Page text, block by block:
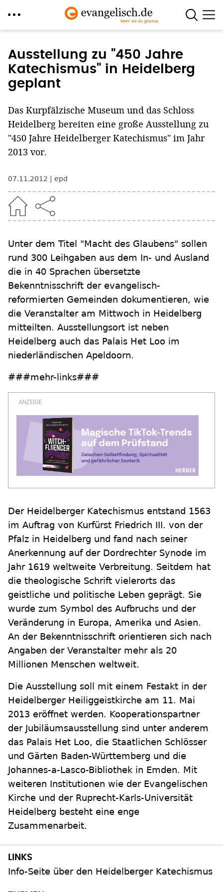
zum
Inhalt
Ausstellung zu "450 Jahre
Katechismus" in Heidelberg
geplant
Das Kurpfälzische Museum und das Schloss
Heidelberg bereiten eine große Ausstellung zu
"450 Jahre Heidelberger Katechismus" im Jahr
2013 vor.
07.11.2012 epd
Unter dem Titel "Macht des Glaubens" sollen
rund 300 Leihgaben aus dem In- und Ausland
die in 40 Sprachen übersetzte
Bekenntnisschrift der evangelisch-
reformierten Gemeinden dokumentieren, wie
die Veranstalter am Mittwoch in Heidelberg
mitteilten. Ausstellungsort ist neben
Heidelberg auch das Palais Het Loo im
niederländischen Apeldoorn.
###mehr-links###
Der Heidelberger Katechismus entstand 1563
im Auftrag von Kurfürst Friedrich III. von der
Pfalz in Heidelberg und fand nach seiner
Anerkennung auf der Dordrechter Synode im
Jahr 1619 weltweite Verbreitung. Seitdem hat
die theologische Schrift vielerorts das
geistliche und politische Leben geprägt. Sie
wurde zum Symbol des Aufbruchs und der
Veränderung in Europa, Amerika und Asien.
An der Bekenntnisschrift orientieren sich nach
Angaben der Veranstalter mehr als 20
Millionen Menschen weltweit.
Die Ausstellung soll mit einem Festakt in der
Heidelberger Heiliggeistkirche am 11. Mai
2013 eröffnet werden. Kooperationspartner
der Jubiläumsausstellung sind unter anderem
das Palais Het Loo, die Staatlichen Schlösser
und Gärten Baden-Württemberg und die
Johannes-a-Lasco-Bibliothek in Emden. Mit
weiteren Institutionen wie der Evangelischen
Kirche und der Ruprecht-Karls-Universität
Heidelberg besteht eine enge
Zusammenarbeit.
Info-Seite über den Heidelberger Katechismus